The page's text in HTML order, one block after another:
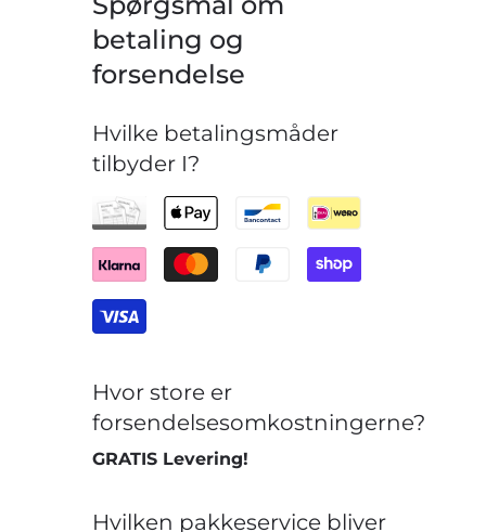
betaling og
forsendelse
Hvilke betalingsmåder
tilbyder I?
Hvor store er
forsendelsesomkostningerne?
GRATIS Levering!
Hvilken pakkeservice bliver